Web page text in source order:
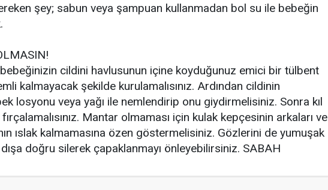
şey; sabun veya şampuan kullanmadan bol su ile bebeğin
cildini havlusunun içine koyduğunuz emici bir tülbent
kalmayacak şekilde kurulamalısınız. Ardından cildinin
losyonu veya yağı ile nemlendirip onu giydirmelisiniz. Sonra kıl
Mantar olmaması için kulak kepçesinin arkaları ve
ıslak kalmamasına özen göstermelisiniz. Gözlerini de yumuşak
doğru silerek çapaklanmayı önleyebilirsiniz. SABAH